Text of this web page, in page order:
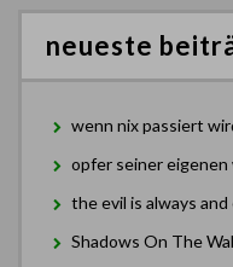
neueste
wenn nix passiert
opfer seiner eigenen
the evil is always
Shadows On The